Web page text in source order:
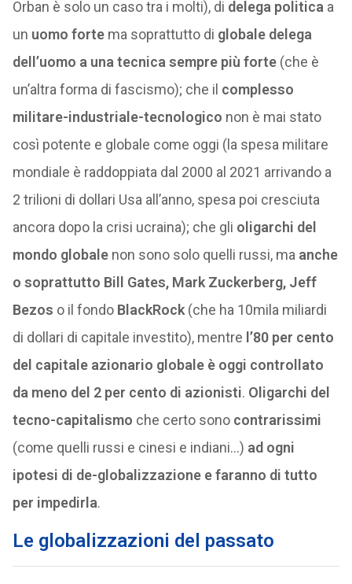
Orban è solo un caso tra i molti), di delega politica a
un uomo forte ma soprattutto di globale delega
dell’uomo a una tecnica sempre più forte(che è
un’altra forma di fascismo); che il complesso
militare-industriale-tecnologico non è mai stato
così potente e globale come oggi (la spesa militare
mondiale è raddoppiata dal 2000 al 2021 arrivando a
2 trilioni di dollari Usa all’anno, spesa poi cresciuta
ancora dopo la crisi ucraina); che gli oligarchi del
mondo globalenon sono solo quelli russi, ma anche
o soprattutto Bill Gates, Mark Zuckerberg, Jeff
Bezos o il fondo BlackRock(che ha 10mila miliardi
di dollari di capitale investito), mentre l’80 per cento
del capitale azionario globale è oggi controllato
da meno del 2 per cento di azionisti. Oligarchi del
tecno-capitalismo che certo sono contrarissimi
(come quelli russi e cinesi e indiani…) ad ogni
ipotesi di de-globalizzazione e faranno di tutto
per impedirla.
Le globalizzazioni del passato